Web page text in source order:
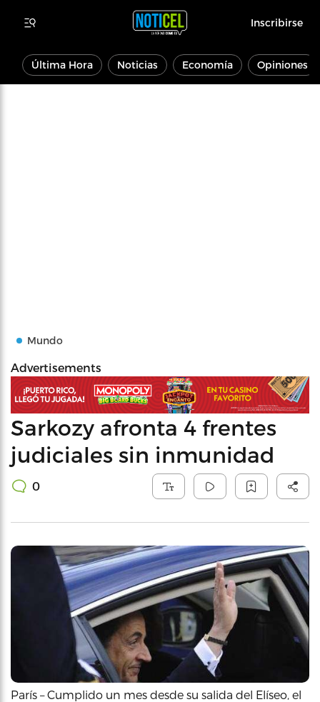
Inscribirse
Última Hora Noticias Economía Opiniones
Mundo
Advertisements
Sarkozy afronta 4 frentes
judiciales sin inmunidad
0
París – Cumplido un mes desde su salida del Elíseo, el